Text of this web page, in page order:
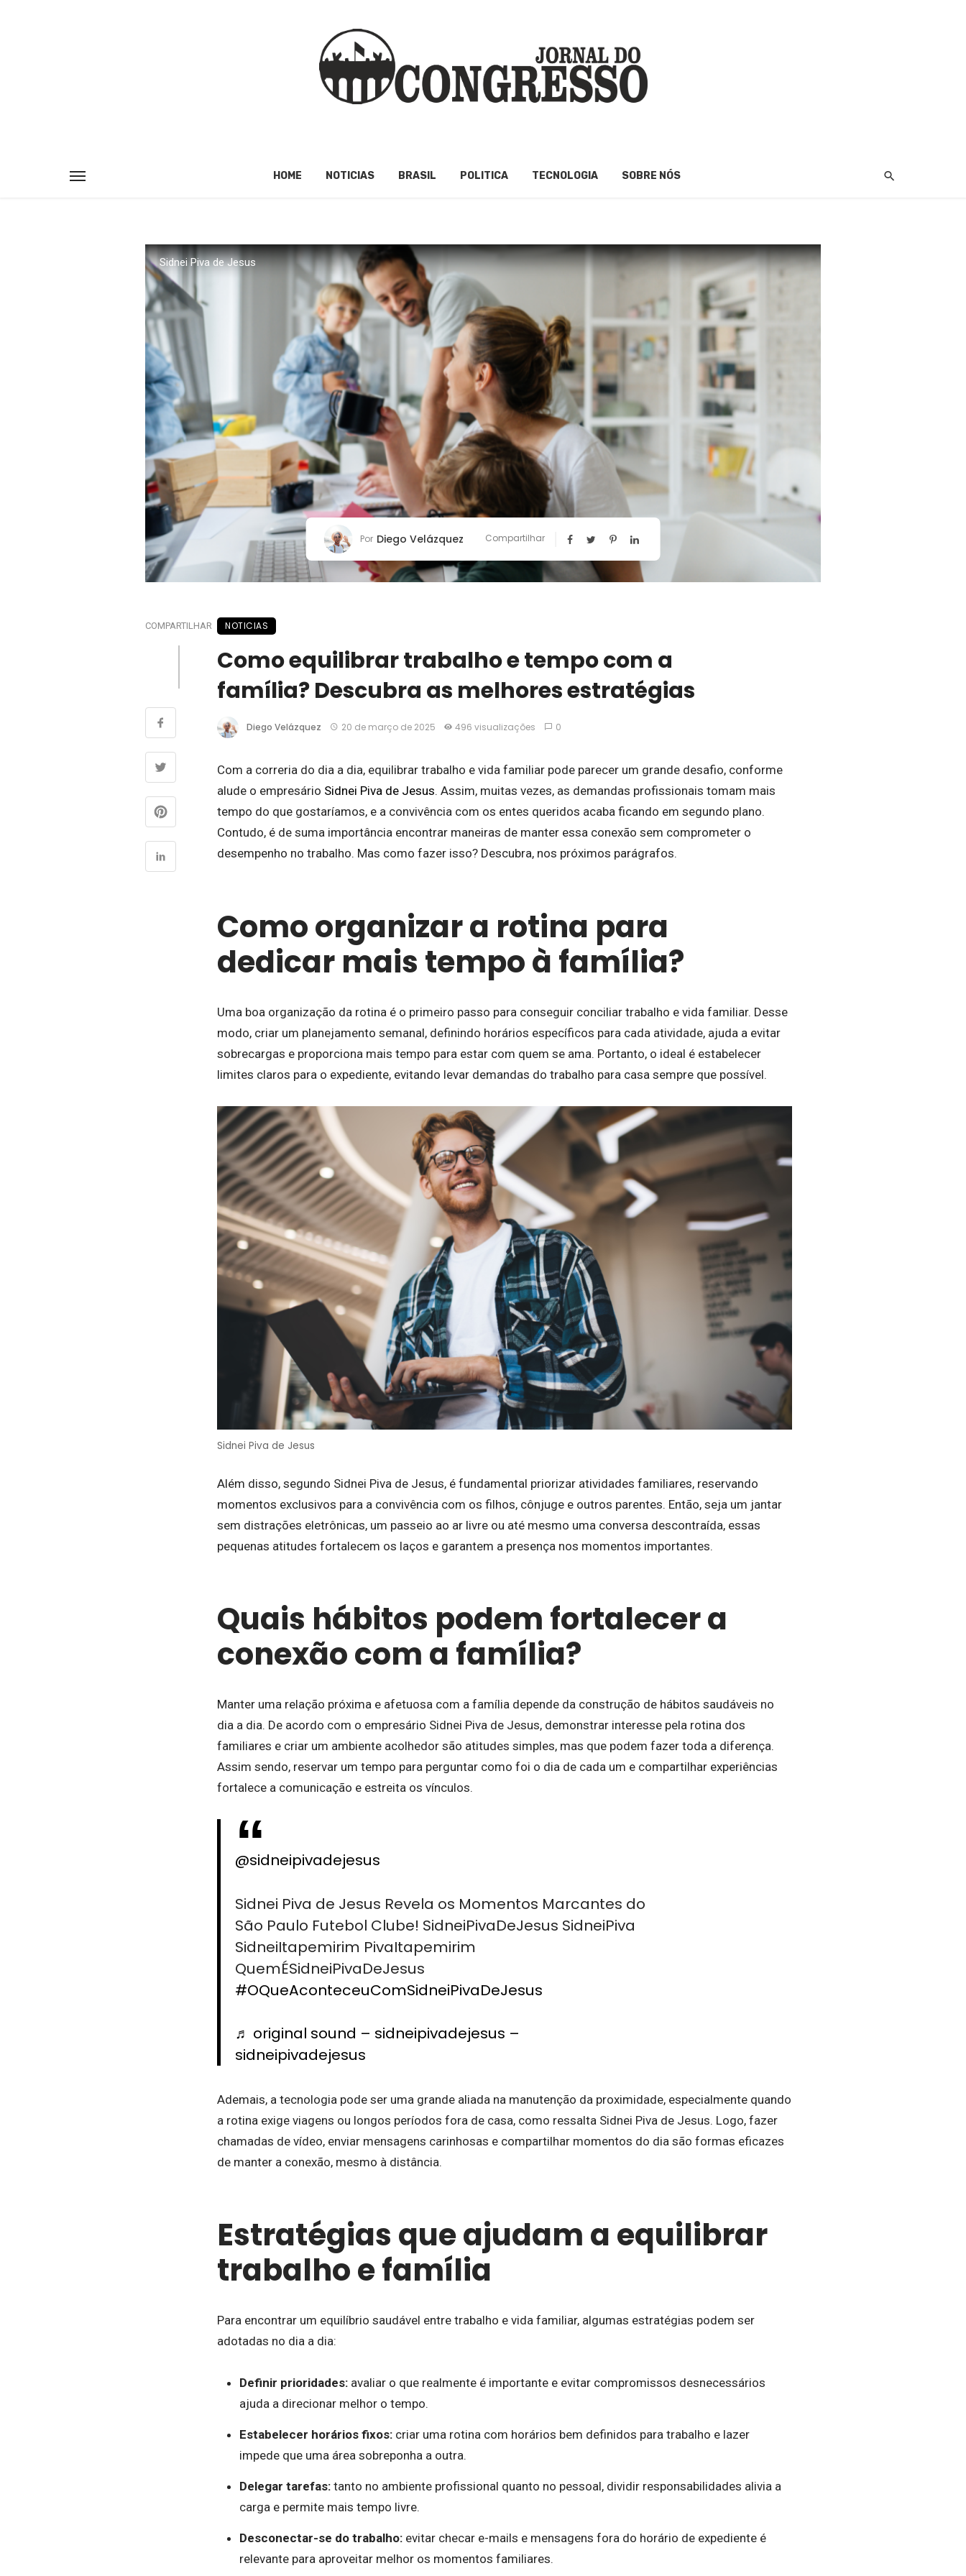
HOME NOTICIAS BRASIL POLITICA TECNOLOGIA SOBRE NÓS
Sidnei Piva de Jesus
Por Diego Velázquez Compartilhar
COMPARTILHAR NOTICIAS
Como equilibrar trabalho e tempo com a
família? Descubra as melhores estratégias
Diego Velázquez 20 de março de 2025 496 visualizações 0
Com a correria do dia a dia, equilibrar trabalho e vida familiar pode parecer um grande desafio, conforme
alude o empresário Sidnei Piva de Jesus. Assim, muitas vezes, as demandas profissionais tomam mais
tempo do que gostaríamos, e a convivência com os entes queridos acaba ficando em segundo plano.
Contudo, é de suma importância encontrar maneiras de manter essa conexão sem comprometer o
desempenho no trabalho. Mas como fazer isso? Descubra, nos próximos parágrafos.
Como organizar a rotina para
dedicar mais tempo à família?
Uma boa organização da rotina é o primeiro passo para conseguir conciliar trabalho e vida familiar. Desse
modo, criar um planejamento semanal, definindo horários específicos para cada atividade, ajuda a evitar
sobrecargas e proporciona mais tempo para estar com quem se ama. Portanto, o ideal é estabelecer
limites claros para o expediente, evitando levar demandas do trabalho para casa sempre que possível.
Sidnei Piva de Jesus
Além disso, segundo Sidnei Piva de Jesus, é fundamental priorizar atividades familiares, reservando
momentos exclusivos para a convivência com os filhos, cônjuge e outros parentes. Então, seja um jantar
sem distrações eletrônicas, um passeio ao ar livre ou até mesmo uma conversa descontraída, essas
pequenas atitudes fortalecem os laços e garantem a presença nos momentos importantes.
Quais hábitos podem fortalecer a
conexão com a família?
Manter uma relação próxima e afetuosa com a família depende da construção de hábitos saudáveis no
dia a dia. De acordo com o empresário Sidnei Piva de Jesus, demonstrar interesse pela rotina dos
familiares e criar um ambiente acolhedor são atitudes simples, mas que podem fazer toda a diferença.
Assim sendo, reservar um tempo para perguntar como foi o dia de cada um e compartilhar experiências
fortalece a comunicação e estreita os vínculos.
@sidneipivadejesus
Sidnei Piva de Jesus Revela os Momentos Marcantes do
São Paulo Futebol Clube! SidneiPivaDeJesus SidneiPiva
SidneiItapemirim PivaItapemirim
QuemÉSidneiPivaDeJesus
#OQueAconteceuComSidneiPivaDeJesus
♬ original sound – sidneipivadejesus –
sidneipivadejesus
Ademais, a tecnologia pode ser uma grande aliada na manutenção da proximidade, especialmente quando
a rotina exige viagens ou longos períodos fora de casa, como ressalta Sidnei Piva de Jesus. Logo, fazer
chamadas de vídeo, enviar mensagens carinhosas e compartilhar momentos do dia são formas eficazes
de manter a conexão, mesmo à distância.
Estratégias que ajudam a equilibrar
trabalho e família
Para encontrar um equilíbrio saudável entre trabalho e vida familiar, algumas estratégias podem ser
adotadas no dia a dia:
Definir prioridades:avaliar o que realmente é importante e evitar compromissos desnecessários
ajuda a direcionar melhor o tempo.
Estabelecer horários fixos:criar uma rotina com horários bem definidos para trabalho e lazer
impede que uma área sobreponha a outra.
Delegar tarefas:tanto no ambiente profissional quanto no pessoal, dividir responsabilidades alivia a
carga e permite mais tempo livre.
Desconectar-se do trabalho:evitar checar e-mails e mensagens fora do horário de expediente é
relevante para aproveitar melhor os momentos familiares.